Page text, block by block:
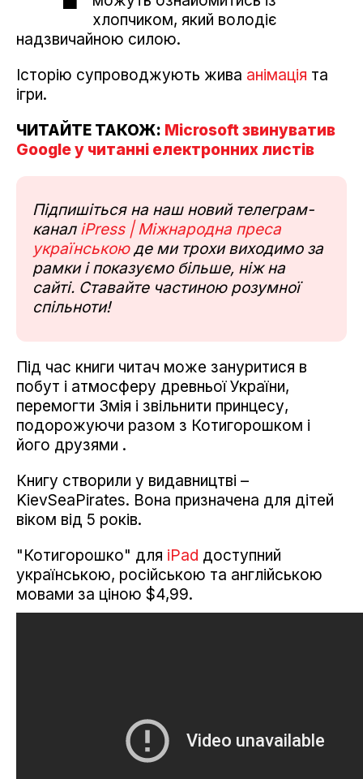
хлопчиком, який володіє
надзвичайною силою.
Історію супроводжують жива анімація та
ігри.
ЧИТАЙТЕ ТАКОЖ: Microsoft звинуватив
Google у читанні електронних листів
Підпишіться на наш новий телеграм-
канал iPress | Міжнародна преса
українськоюде ми трохи виходимо за
рамки і показуємо більше, ніж на
сайті. Ставайте частиною розумної
спільноти!
Під час книги читач може зануритися в
побут і атмосферу древньої України,
перемогти Змія і звільнити принцесу,
подорожуючи разом з Котигорошком і
його друзями .
Книгу створили у видавництві –
KievSeaPirates. Вона призначена для дітей
віком від 5 років.
"Котигорошко" для iPad доступний
українською, російською та англійською
мовами за ціною $4,99.